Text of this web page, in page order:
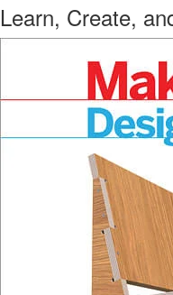
Learn, Create,